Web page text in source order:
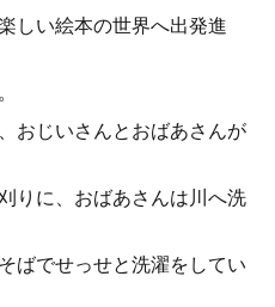
しい絵本の世界へ出発進
おじいさんとおばあさんが
りに、おばあさんは川へ洗
ばでせっせと洗濯をしてい